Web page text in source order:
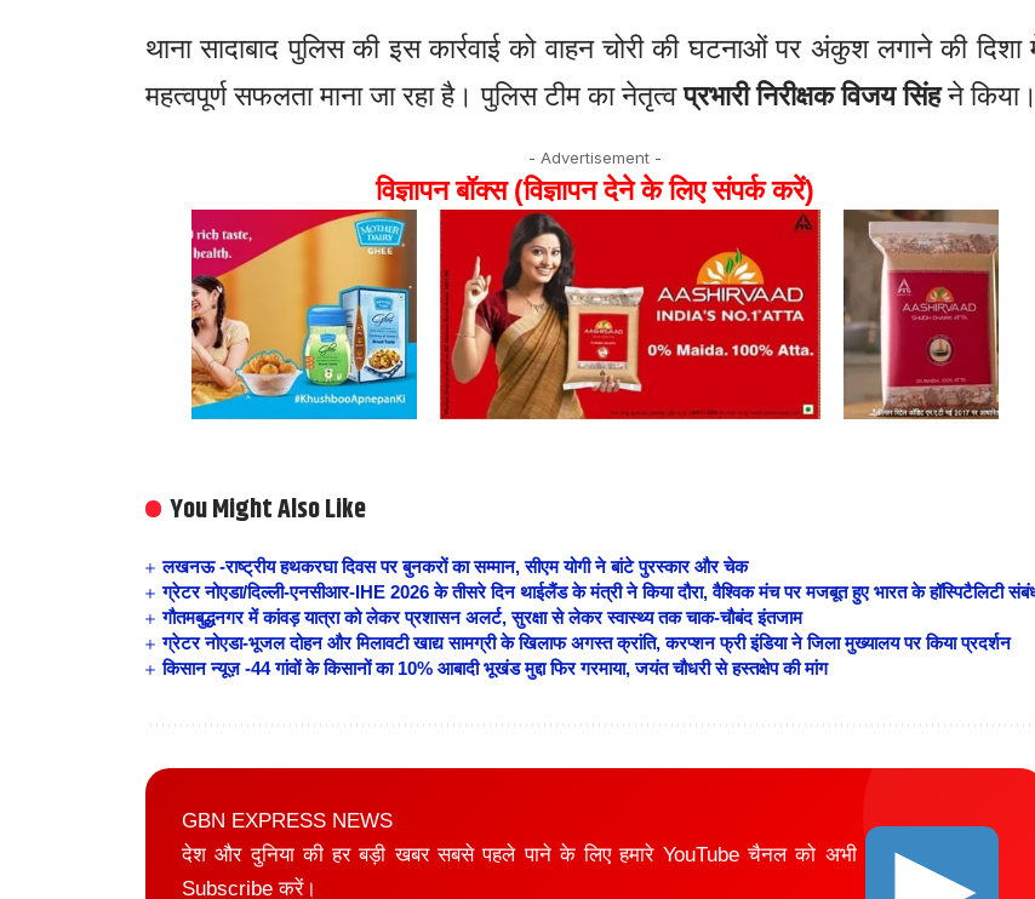
थाना सादाबाद पुलिस की इस कार्रवाई को वाहन चोरी की घटनाओं पर अंकुश लगाने की दिशा
महत्वपूर्ण सफलता माना जा रहा है। पुलिस टीम का नेतृत्वप्रभारी निरीक्षक विजय सिंहने किया।
- Advertisement -
विज्ञापन बॉक्स (विज्ञापन देने के लिए संपर्क करें)
You Might Also Like
लखनऊ -राष्ट्रीय हथकरघा दिवस पर बुनकरों का सम्मान, सीएम योगी ने बांटे पुरस्कार और चेक
ग्रेटर नोएडा/दिल्ली-एनसीआर-IHE 2026 के तीसरे दिन थाईलैंड के मंत्री ने किया दौरा, वैश्विक मंच पर मजबूत हुए भारत के हॉस्पिटैलिटी
गौतमबुद्धनगर में कांवड़ यात्रा को लेकर प्रशासन अलर्ट, सुरक्षा से लेकर स्वास्थ्य तक चाक-चौबंद इंतजाम
ग्रेटर नोएडा-भूजल दोहन और मिलावटी खाद्य सामग्री के खिलाफ अगस्त क्रांति, करप्शन फ्री इंडिया ने जिला मुख्यालय पर किया प्रदर्शन
किसान न्यूज़ -44 गांवों के किसानों का 10% आबादी भूखंड मुद्दा फिर गरमाया, जयंत चौधरी से हस्तक्षेप की मांग
GBN EXPRESS NEWS
देश और दुनिया की हर बड़ी खबर सबसे पहले पाने के लिए हमारे YouTube चैनल को अभी
Subscribe करें।